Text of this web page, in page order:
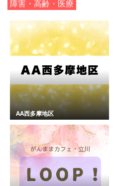
障害・高齢・医療
AA西多摩地区